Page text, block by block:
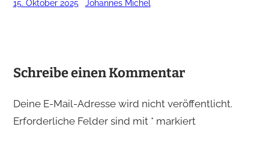
15. Oktober 2025 Johannes Michel
Schreibe einen Kommentar
Deine E-Mail-Adresse wird nicht veröffentlicht.
Erforderliche Felder sind mit *markiert